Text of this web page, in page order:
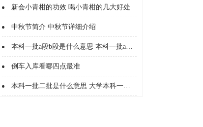
新会小青柑的功效 喝小青柑的几大好处
中秋节简介 中秋节详细介绍
本科一批a段b段是什么意思 本科一批a段b段什么意思
倒车入库看哪四点最准
本科一批二批是什么意思 大学本科一批二批是什么意思